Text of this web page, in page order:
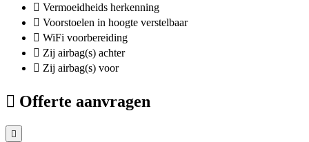
Vermoeidheids herkenning
Voorstoelen in hoogte verstelbaar
WiFi voorbereiding
Zij airbag(s) achter
Zij airbag(s) voor
Offerte aanvragen